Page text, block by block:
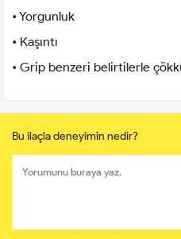
• Yorgunluk
• Kaşıntı
• Grip benzeri belirtilerle
Bu ilaçla deneyimin nedir?